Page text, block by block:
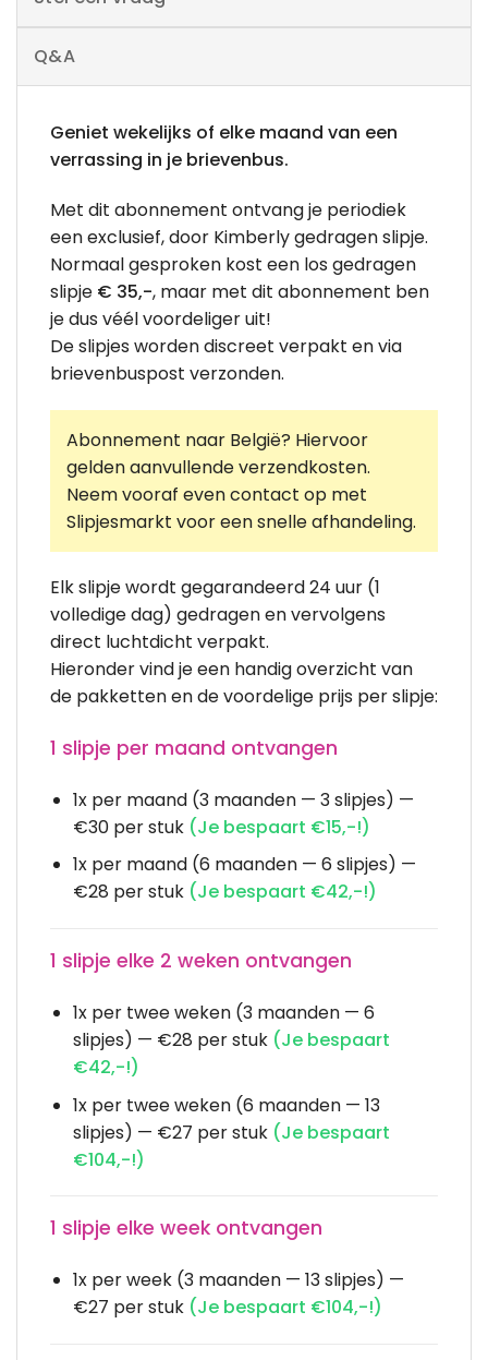
Q&A
Geniet wekelijks of elke maand van een
verrassing in je brievenbus.
Met dit abonnement ontvang je periodiek
een exclusief, door Kimberly gedragen slipje.
Normaal gesproken kost een los gedragen
slipje € 35,-, maar met dit abonnement ben
je dus véél voordeliger uit!
De slipjes worden discreet verpakt en via
brievenbuspost verzonden.
Abonnement naar België? Hiervoor
gelden aanvullende verzendkosten.
Neem vooraf even contact op met
Slipjesmarkt voor een snelle afhandeling.
Elk slipje wordt gegarandeerd 24 uur (1
volledige dag) gedragen en vervolgens
direct luchtdicht verpakt.
Hieronder vind je een handig overzicht van
de pakketten en de voordelige prijs per slipje:
1 slipje per maand ontvangen
1x per maand (3 maanden — 3 slipjes) —
€30 per stuk (Je bespaart €15,-!)
1x per maand (6 maanden — 6 slipjes) —
€28 per stuk (Je bespaart €42,-!)
1 slipje elke 2 weken ontvangen
1x per twee weken (3 maanden — 6
slipjes) — €28 per stuk (Je bespaart
€42,-!)
1x per twee weken (6 maanden — 13
slipjes) — €27 per stuk (Je bespaart
€104,-!)
1 slipje elke week ontvangen
1x per week (3 maanden — 13 slipjes) —
€27 per stuk (Je bespaart €104,-!)